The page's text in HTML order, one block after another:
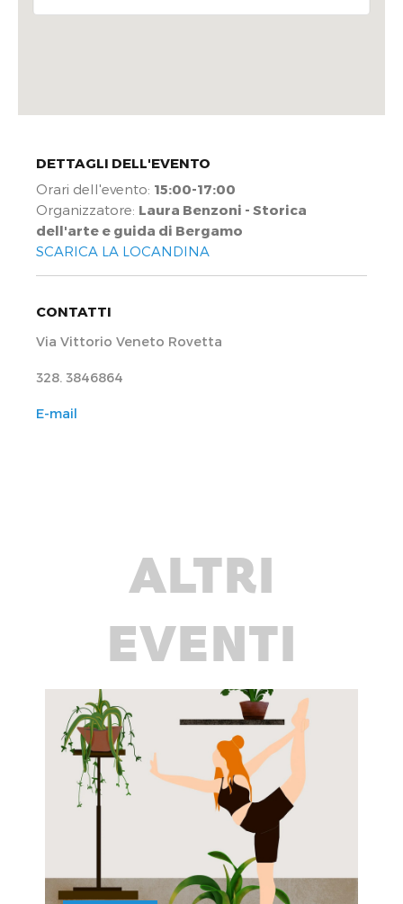
DETTAGLI DELL'EVENTO
Orari dell'evento: 15:00-17:00
Organizzatore: Laura Benzoni - Storica
dell'arte e guida di Bergamo
SCARICA LA LOCANDINA
CONTATTI
Via Vittorio Veneto Rovetta
328. 3846864
E-mail
ALTRI
EVENTI